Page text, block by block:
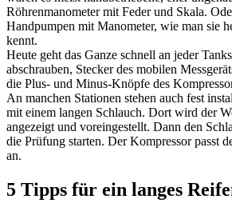
Röhrenmanometer mit Feder und Skala.
Handpumpen mit Manometer, wie man sie
kennt.
Heute geht das Ganze schnell an jeder
abschrauben, Stecker des mobilen
die Plus- und Minus-Knöpfe des
An manchen Stationen stehen auch fest
mit einem langen Schlauch. Dort wird der
angezeigt und voreingestellt. Dann den
die Prüfung starten. Der Kompressor passt
an.
5 Tipps für ein langes